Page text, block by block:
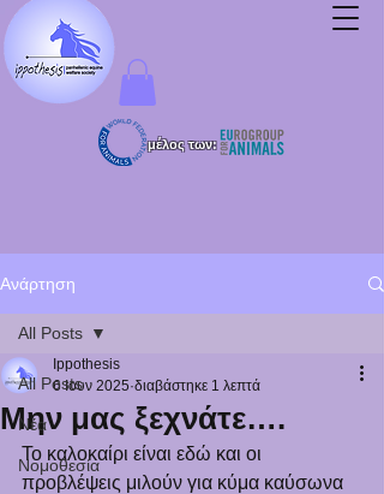
μέλος των:
Ανάρτηση
All Posts
Νέα
Νομοθεσία
All Posts
Μην μας ξεχνάτε….
Ippothesis
6 Ιουν 2025 διαβάστηκε 1 λεπτά
Το καλοκαίρι είναι εδώ και οι
προβλέψεις μιλούν για κύμα καύσωνα